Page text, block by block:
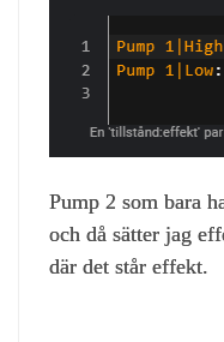
Pump 2 som bara
och då sätter jag
där det står effekt.